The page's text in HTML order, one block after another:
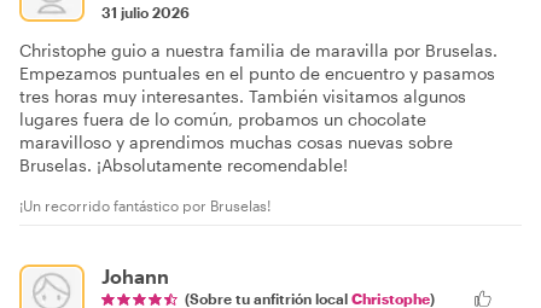
31 julio 2026
Christophe guio a nuestra familia de maravilla por Bruselas.
Empezamos puntuales en el punto de encuentro y pasamos
tres horas muy interesantes. También visitamos algunos
lugares fuera de lo común, probamos un chocolate
maravilloso y aprendimos muchas cosas nuevas sobre
Bruselas. ¡Absolutamente recomendable!
¡Un recorrido fantástico por Bruselas!
Johann
(Sobre tu anfitrión local Christophe)